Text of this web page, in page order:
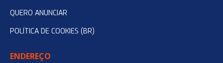
QUERO ANUNCIAR
POLÍTICA DE COOKIES (BR)
ENDEREÇO